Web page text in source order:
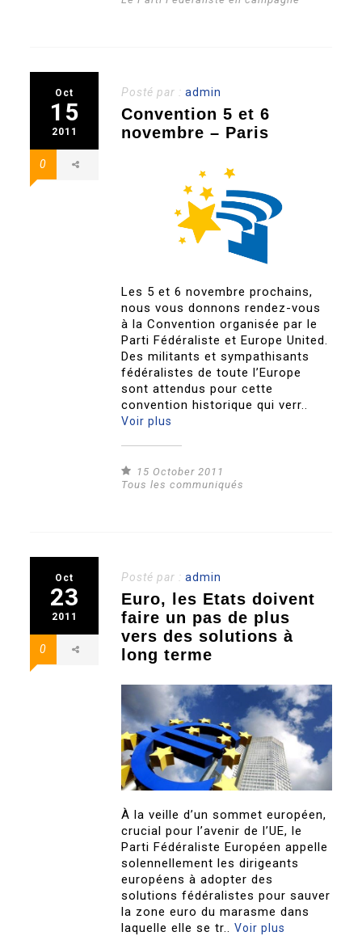
Oct
15
2011
0
Posté par :admin
Convention 5 et 6
novembre – Paris
Les 5 et 6 novembre prochains,
nous vous donnons rendez-vous
à la Convention organisée par le
Parti Fédéraliste et Europe United.
Des militants et sympathisants
fédéralistes de toute l’Europe
sont attendus pour cette
convention historique qui verr..
Voir plus
15 October 2011
Tous les communiqués
Oct
23
2011
0
Posté par :admin
Euro, les Etats doivent
faire un pas de plus
vers des solutions à
long terme
À la veille d’un sommet européen,
crucial pour l’avenir de l’UE, le
Parti Fédéraliste Européen appelle
solennellement les dirigeants
européens à adopter des
solutions fédéralistes pour sauver
la zone euro du marasme dans
laquelle elle se tr..Voir plus